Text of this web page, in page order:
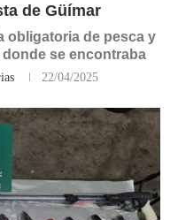
de Güímar
obligatoria de pesca y
se encontraba
22/04/2025